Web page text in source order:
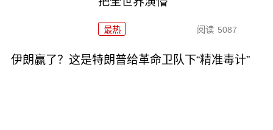
最热 阅读 5087
伊朗赢了？这是特朗普给革命卫队下“精准毒计”